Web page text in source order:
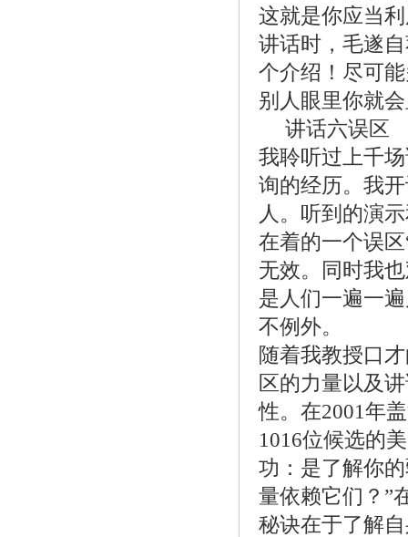
这就是你应当
讲话时，毛遂
个介绍！尽可
别人眼里你就
讲话六误
我聆听过上千
询的经历。我
人。听到的演
在着的一个误
无效。同时我
是人们一遍一
不例外。
随着我教授口
区的力量以及
性。在2001年
1016位候选的
功：是了解你
量依赖它们？”
秘诀在于了解